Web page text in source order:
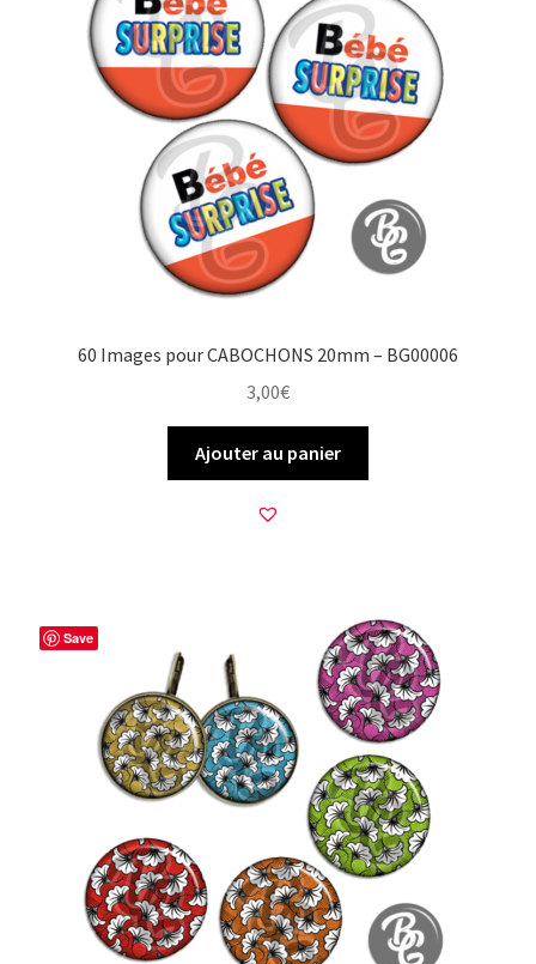
60 Images pour CABOCHONS 20mm – BG00006
3,00€
Ajouter au panier
Save